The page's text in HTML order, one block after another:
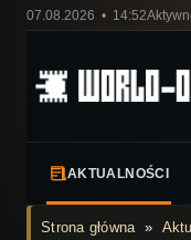
07.08.2026 • 14:52
AKTUALNOŚCI
Strona główna»